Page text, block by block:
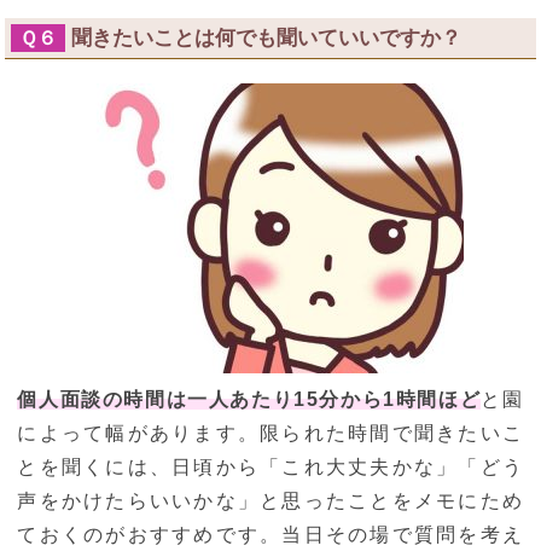
Ｑ６ 聞きたいことは何でも聞いていいですか？
個人面談の時間は一人あたり15分から1時間ほどと園
によって幅があります。限られた時間で聞きたいこ
とを聞くには、日頃から「これ大丈夫かな」「どう
声をかけたらいいかな」と思ったことをメモにため
ておくのがおすすめです。当日その場で質問を考え